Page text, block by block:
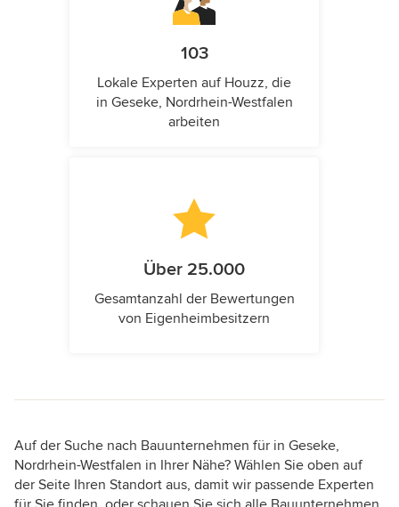
103
Lokale Experten auf Houzz, die
in Geseke, Nordrhein-Westfalen
arbeiten
Über 25.000
Gesamtanzahl der Bewertungen
von Eigenheimbesitzern
Auf der Suche nach Bauunternehmen für in Geseke,
Nordrhein-Westfalen in Ihrer Nähe? Wählen Sie oben auf
der Seite Ihren Standort aus, damit wir passende Experten